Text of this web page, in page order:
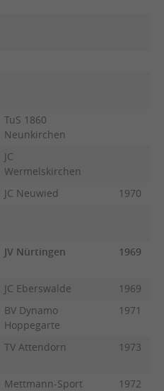
TuS 1860
Neunkirchen
JC
Wermelskirchen
JC Neuwied
1970
JV Nürtingen 1969
JC Eberswalde
1969
BV Dynamo
Hoppegarte
1971
TV Attendorn 1973
Mettmann-Sport 1972